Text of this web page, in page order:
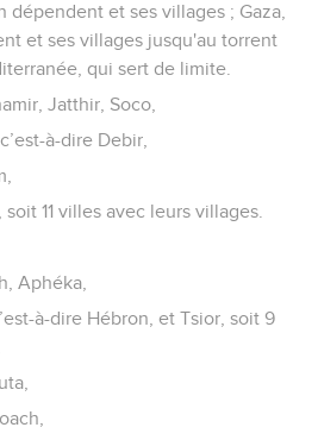
dépendent et ses villages ; Gaza,
et ses villages jusqu'au torrent
qui sert de limite.
Jatthir, Soco,
à-dire Debir,
11 villes avec leurs villages.
Aphéka,
à-dire Hébron, et Tsior, soit 9